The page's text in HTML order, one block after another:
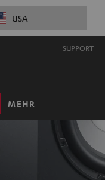
USA
SUPPORT
MEHR